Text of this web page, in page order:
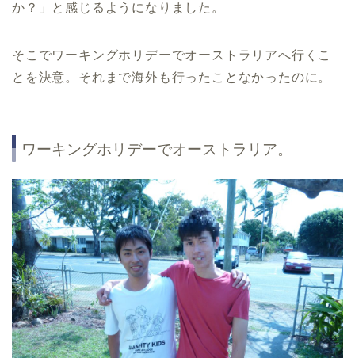
か？」と感じるようになりました。
そこでワーキングホリデーでオーストラリアへ行くこ
とを決意。それまで海外も行ったことなかったのに。
ワーキングホリデーでオーストラリア。